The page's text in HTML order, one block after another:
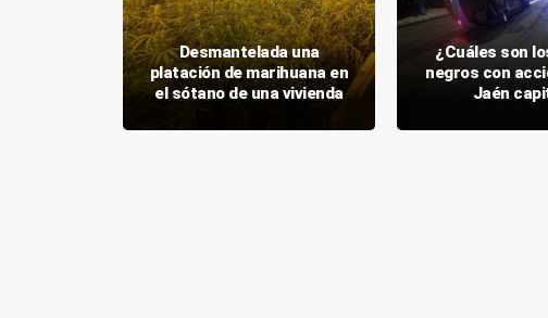
Desmantelada una
platación de marihuana en
el sótano de una vivienda
¿Cuáles son
negros con
Jaén